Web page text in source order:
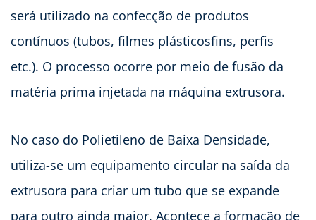
será utilizado na confecção de produtos
contínuos (tubos, filmes plásticosfins, perfis
etc.). O processo ocorre por meio de fusão da
matéria prima injetada na máquina extrusora.
No caso do Polietileno de Baixa Densidade,
utiliza-se um equipamento circular na saída da
extrusora para criar um tubo que se expande
para outro ainda maior. Acontece a formação de